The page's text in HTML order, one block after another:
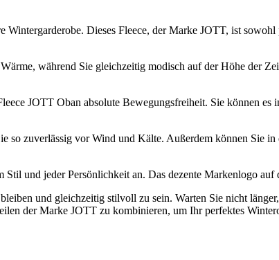
Dieses Fleece, der Marke JOTT, ist
während Sie gleichzeitig modisch auf der Höhe der
JOTT Oban absolute Bewegungsfreiheit. Sie können
so zuverlässig vor Wind und Kälte. Außerdem können Sie
und jeder Persönlichkeit an. Das dezente Markenlogo
und gleichzeitig stilvoll zu sein. Warten Sie nicht
der Marke JOTT zu kombinieren, um Ihr perfektes